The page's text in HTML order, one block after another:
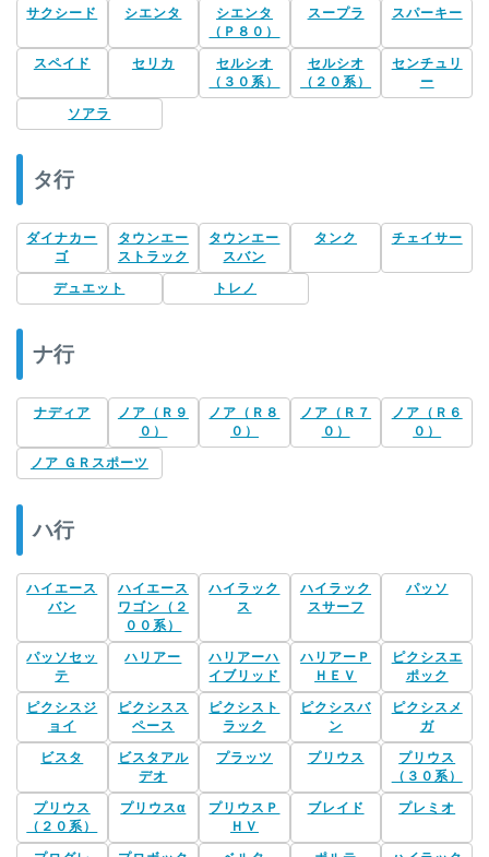
サクシード シエンタ
シエンタ
（Ｐ８０）
スープラ スパーキー
スペイド セリカ
セルシオ
（３０系）
セルシオ
（２０系）
センチュリ
ー
ソアラ
タ行
ダイナカー
ゴ
タウンエー
ストラック
タウンエー
スバン
タンク チェイサー
デュエット トレノ
ナ行
ナディア
ノア（Ｒ９
０）
ノア（Ｒ８
０）
ノア（Ｒ７
０）
ノア（Ｒ６
０）
ノア ＧＲスポーツ
ハ行
ハイエース
バン
ハイエース
ワゴン（２
００系）
ハイラック
ス
ハイラック
スサーフ
パッソ
パッソセッ
テ
ハリアー
ハリアーハ
イブリッド
ハリアーＰ
ＨＥＶ
ピクシスエ
ポック
ピクシスジ
ョイ
ピクシスス
ペース
ピクシスト
ラック
ピクシスバ
ン
ピクシスメ
ガ
ビスタ
ビスタアル
デオ
プラッツ プリウス
プリウス
（３０系）
プリウス
（２０系）
プリウスα
プリウスＰ
ＨＶ
ブレイド プレミオ